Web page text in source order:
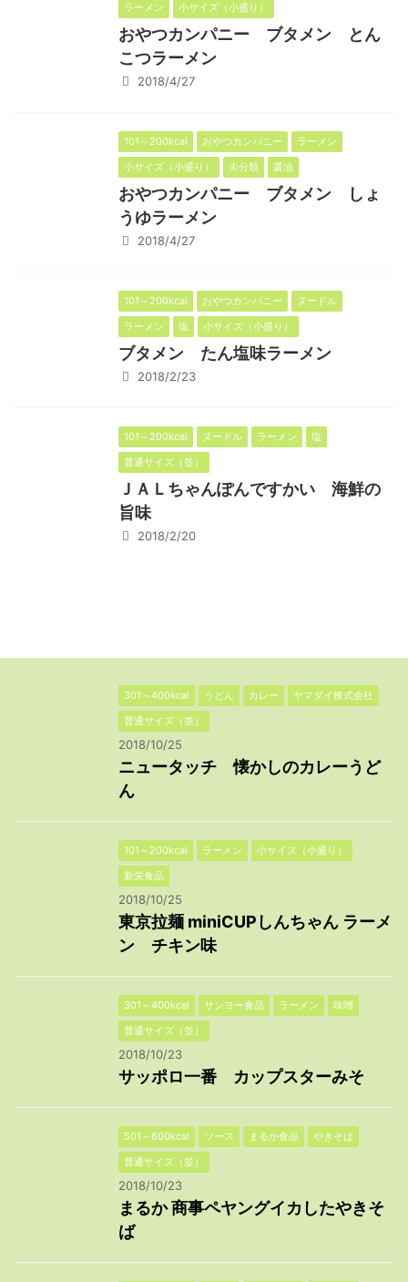
ラーメン
小サイズ（小盛り）
おやつカンパニー ブタメン とん
こつラーメン
2018/4/27
101～200kcal おやつカンパニー
ラーメン
小サイズ（小盛り）
未分類 醤油
おやつカンパニー ブタメン しょ
うゆラーメン
2018/4/27
101～200kcal おやつカンパニー
ヌードル
ラーメン
塩 小サイズ（小盛り）
ブタメン たん塩味ラーメン
2018/2/23
101～200kcal ヌードル ラーメン
塩
普通サイズ（並）
ＪＡＬちゃんぽんですかい 海鮮の
旨味
2018/2/20
301～400kcal うどん カレー
ヤマダイ株式会社
普通サイズ（並）
2018/10/25
ニュータッチ 懐かしのカレーうど
ん
101～200kcal ラーメン
小サイズ（小盛り）
新栄食品
2018/10/25
東京拉麺 miniCUPしんちゃん ラーメ
ン チキン味
301～400kcal サンヨー食品 ラーメン
味噌
普通サイズ（並）
2018/10/23
サッポロ一番 カップスターみそ
501～600kcal ソース まるか食品
やきそば
普通サイズ（並）
2018/10/23
まるか 商事ペヤングイカしたやきそ
ば